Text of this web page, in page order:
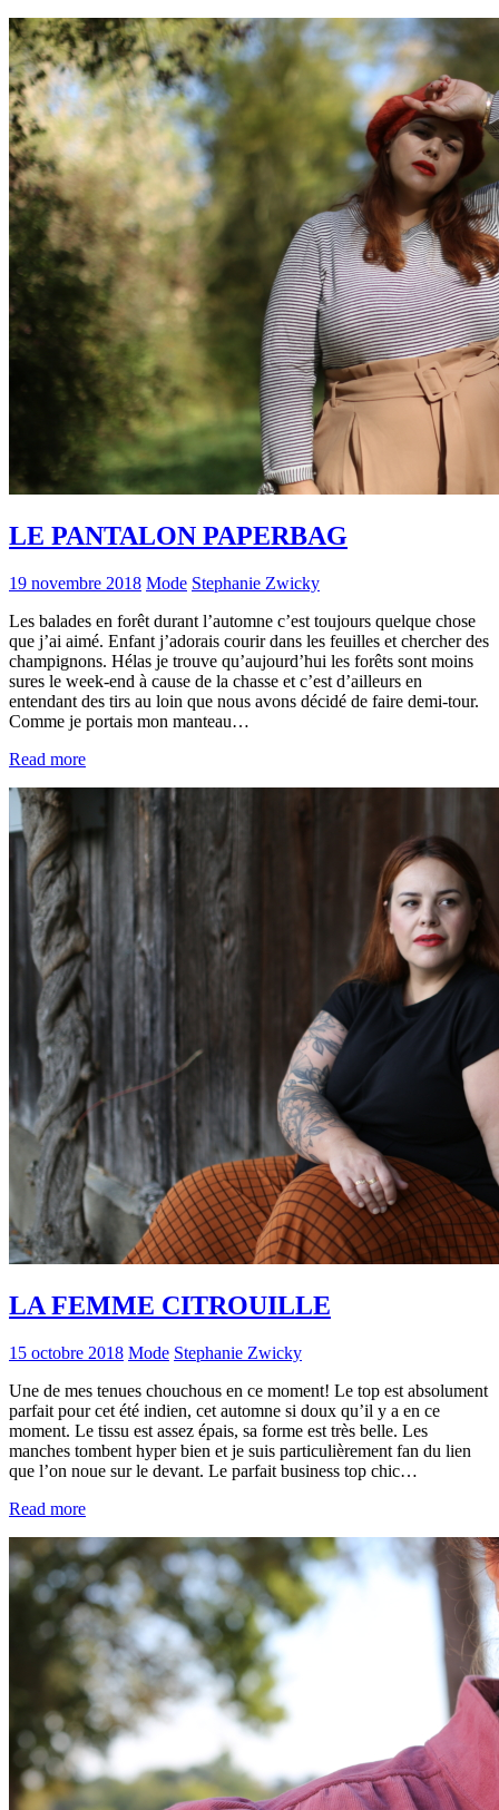
LE PANTALON PAPERBAG
19 novembre 2018 Mode Stephanie Zwicky
Les balades en forêt durant l’automne c’est toujours quelque chose
que j’ai aimé. Enfant j’adorais courir dans les feuilles et chercher des
champignons. Hélas je trouve qu’aujourd’hui les forêts sont moins
sures le week-end à cause de la chasse et c’est d’ailleurs en
entendant des tirs au loin que nous avons décidé de faire demi-tour.
Comme je portais mon manteau…
Read more
LA FEMME CITROUILLE
15 octobre 2018 Mode Stephanie Zwicky
Une de mes tenues chouchous en ce moment! Le top est absolument
parfait pour cet été indien, cet automne si doux qu’il y a en ce
moment. Le tissu est assez épais, sa forme est très belle. Les
manches tombent hyper bien et je suis particulièrement fan du lien
que l’on noue sur le devant. Le parfait business top chic…
Read more